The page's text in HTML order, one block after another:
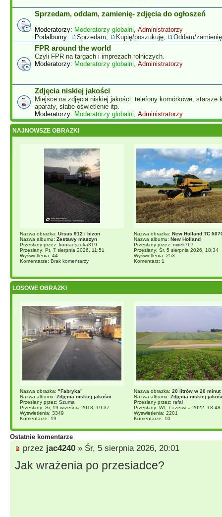
Sprzedam, oddam, zamienię- zdjęcia do ogłoszeń
Moderatorzy: Moderatorzy globalni, Administratorzy
Podalbumy:
Sprzedam, Kupię/poszukuję, Oddam/zamienię
FPR around the world
Czyli FPR na targach i imprezach rolniczych.
Moderatorzy: Moderatorzy globalni, Administratorzy
Zdjęcia niskiej jakości
Miejsce na zdjęcia niskiej jakości: telefony komórkowe, starsze
aparaty, słabe oświetlenie itp.
Moderatorzy: Moderatorzy globalni, Administratorzy
NAJNOWSZE OBRAZKI
Nazwa obrazka: Ursus 912 i bizon
Nazwa albumu: Zestawy maszyn
Przesłany przez: konradszuka319
Przesłany: Pt, 7 sierpnia 2026, 11:51
Wyświetlenia: 44
Komentarze: Brak komentarzy
Nazwa obrazka: New Holland TC
Nazwa albumu: New Holland
Przesłany przez: mirek767
Przesłany: Śr, 5 sierpnia 2026, 18:34
Wyświetlenia: 253
Komentarz: 1
LOSOWE OBRAZKI
Nazwa obrazka: "Fabryka"
Nazwa albumu: Zdjęcia niskiej jakości
Przesłany przez: Szuma
Przesłany: Śr, 19 września 2018, 19:37
Wyświetlenia: 3349
Komentarze: 19
Nazwa obrazka: 20 litrów w 20 minut
Nazwa albumu: Zdjęcia niskiej
Przesłany przez: rafal
Przesłany: Wt, 7 czerwca 2022, 18:48
Wyświetlenia: 2201
Komentarze: 10
Ostatnie komentarze
przez jac4240 » Śr, 5 sierpnia 2026, 20:01
Jak wrażenia po przesiadce?